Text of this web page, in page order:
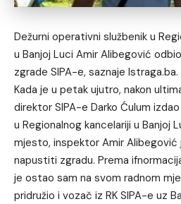
Dežurni operativni službenik u
u Banjoj Luci Amir Alibegović
zgrade SIPA-e, saznaje Istraga.ba.
Kada je u petak ujutro, nakon
direktor SIPA-e Darko Ćulum
u Regionalnog kancelariji u Banjoj
mjesto, inspektor Amir Alibegović
napustiti zgradu. Prema
je ostao sam na svom radnom
pridružio i vozač iz RK SIPA-e uz